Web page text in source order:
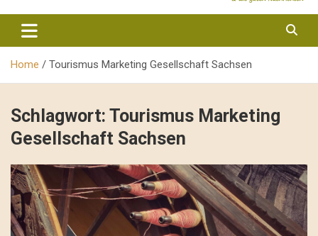
Vogtlandstreicher
Home Tourismus Marketing Gesellschaft Sachsen
Schlagwort: Tourismus Marketing
Gesellschaft Sachsen